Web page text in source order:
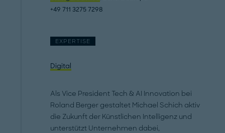
+49 711 3275 7298
EXPERTISE
Digital
Als Vice President Tech & AI Innovation bei
Roland Berger gestaltet Michael Schich aktiv
die Zukunft der Künstlichen Intelligenz und
unterstützt Unternehmen dabei,